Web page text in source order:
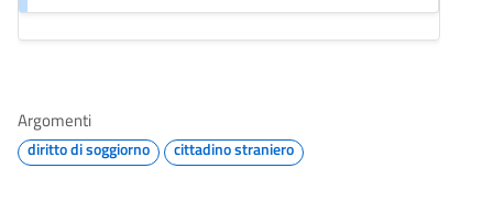
Argomenti
diritto di soggiorno cittadino straniero